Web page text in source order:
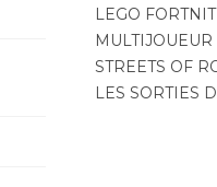
LEGO
STREETS OF
LES SORTIES